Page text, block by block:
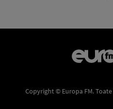
Copyright © Europa FM.